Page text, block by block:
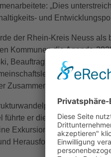
„Dies
und
der Rhein-Kreis Neuss
Kommunen die Agenda-
Beauftragter für
der
Zusammenarbeit und setzt
im
führte er die nachhaltige
Exkursion in den Tagebau
Herausforderungen dieses